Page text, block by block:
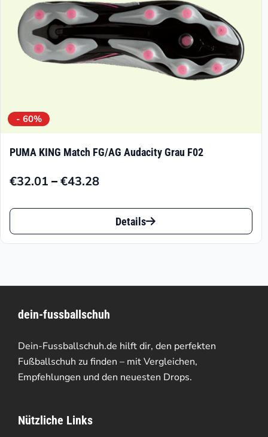
Produktseite
gewählt
werden
- 60%
PUMA KING Match FG/AG Audacity Grau F02
€32.01 –€43.28
Preisspanne:
€32.01
€43.28
Dieses
Produkt
auf.
Die
Optionen
können
der
Details
dein-fussballschuh
Dein-Fussballschuh.de hilft dir, den perfekten
Fußballschuh zu finden – mit Vergleichen,
Empfehlungen und den neuesten Drops.
Nützliche Links